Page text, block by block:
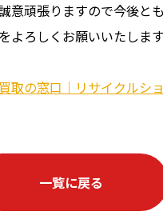
意頑張りますので今後と
よろしくお願いいたします
取の窓口｜リサイクルシ
一覧に戻る